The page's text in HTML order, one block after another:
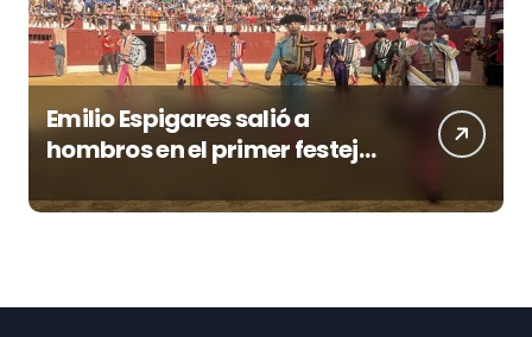
Emilio Espigares salió a
hombros en el primer festejo
la Feria de Gor